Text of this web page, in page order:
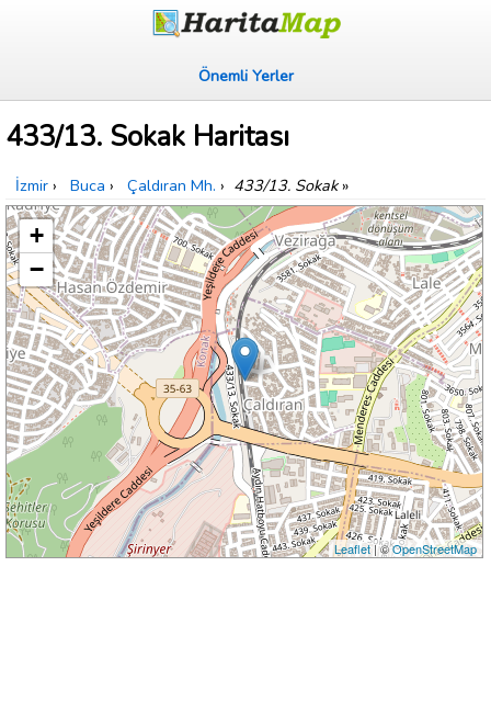
Önemli Yerler
433/13. Sokak Haritası
İzmir › Buca › Çaldıran Mh. › 433/13. Sokak»
+
−
Leaflet| ©OpenStreetMap